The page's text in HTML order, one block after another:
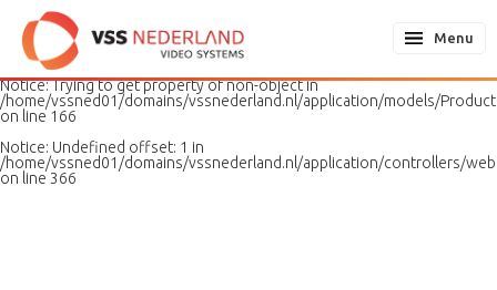
Notice: Undefined variable: page in
/home/vssned01/domains/vssnederland.nl/application/models/
on line
187
Notice: Trying to get property of non-object in
/home/vssned01/domains/vssnederland.nl/application/models/
on line 166
Notice: Undefined offset: 1 in
/home/vssned01/domains/vssnederland.nl/application/controllers/
on line 366
Menu